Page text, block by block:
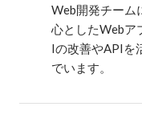
Web開発チーム
心としたWebア
Iの改善やAPIを
でいます。